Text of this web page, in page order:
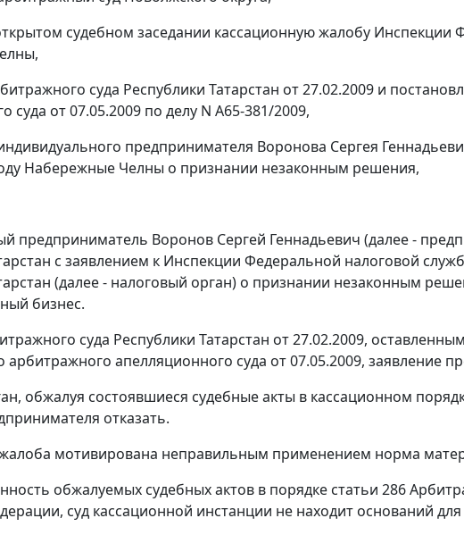
судебном заседании кассационную жалобу Инспекции
суда Республики Татарстан от 27.02.2009 и
суда от 07.05.2009 по делу N А65-381/2009,
предпринимателя Воронова Сергея
Набережные Челны о признании незаконным решения,
предприниматель Воронов Сергей Геннадьевич (далее -
с заявлением к Инспекции Федеральной налоговой
(далее - налоговый орган) о признании незаконным
бизнес.
суда Республики Татарстан от 27.02.2009,
арбитражного апелляционного суда от 07.05.2009, заявление
обжалуя состоявшиеся судебные акты в кассационном
отказать.
мотивирована неправильным применением норма
обжалуемых судебных актов в порядке статьи 286
суд кассационной инстанции не находит оснований